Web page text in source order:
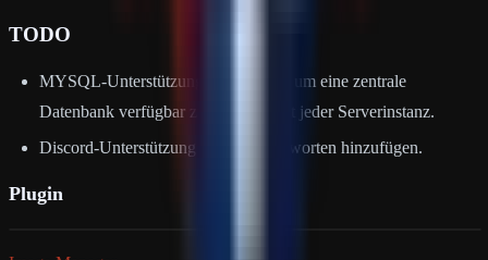
TODO
MYSQL-Unterstützung hinzufügen, um eine zentrale
Datenbank verfügbar zu machen statt jeder Serverinstanz.
Discord-Unterstützung für Fehlerantworten hinzufügen.
Plugin